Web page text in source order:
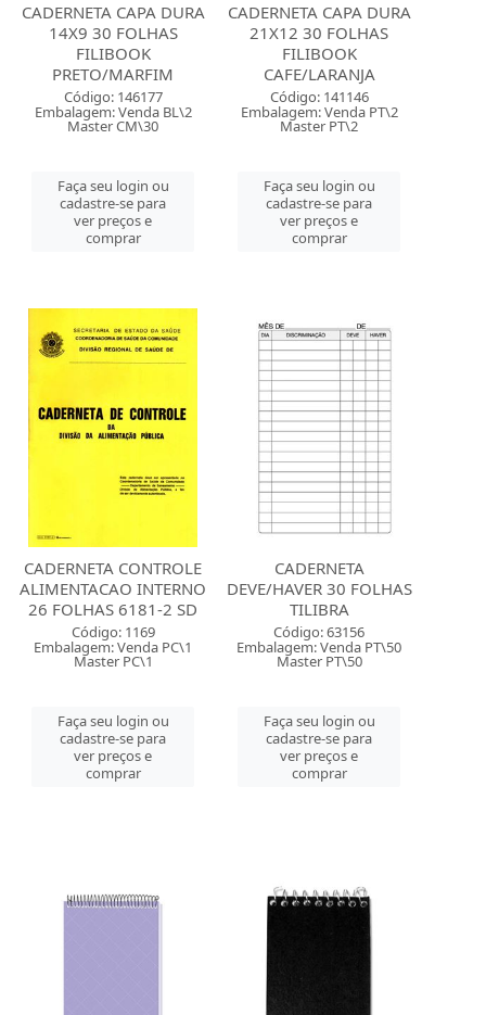
CADERNETA CAPA DURA
14X9 30 FOLHAS
FILIBOOK
PRETO/MARFIM
Código: 146177
Embalagem: Venda BL\2
Master CM\30
Faça seu login ou
cadastre-se para
ver preços e
comprar
CADERNETA CAPA DURA
21X12 30 FOLHAS
FILIBOOK
CAFE/LARANJA
Código: 141146
Embalagem: Venda PT\2
Master PT\2
Faça seu login ou
cadastre-se para
ver preços e
comprar
CADERNETA CONTROLE
ALIMENTACAO INTERNO
26 FOLHAS 6181-2 SD
Código: 1169
Embalagem: Venda PC\1
Master PC\1
Faça seu login ou
cadastre-se para
ver preços e
comprar
CADERNETA
DEVE/HAVER 30 FOLHAS
TILIBRA
Código: 63156
Embalagem: Venda PT\50
Master PT\50
Faça seu login ou
cadastre-se para
ver preços e
comprar